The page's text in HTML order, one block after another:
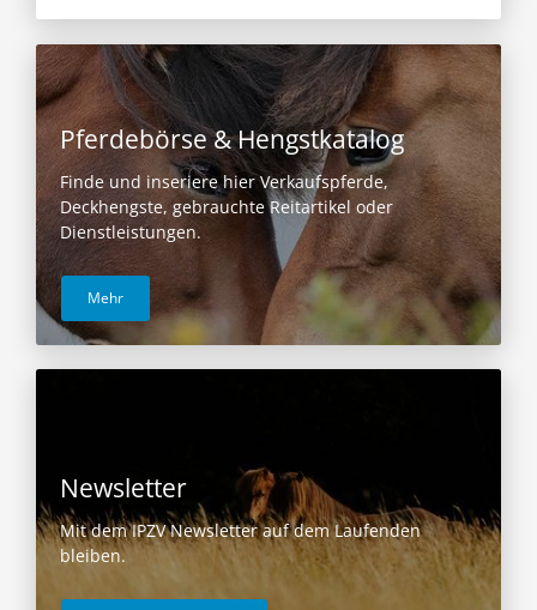
Pferdebörse & Hengstkatalog
Finde und inseriere hier Verkaufspferde,
Deckhengste, gebrauchte Reitartikel oder
Dienstleistungen.
Mehr
Newsletter
Mit dem IPZV Newsletter auf dem Laufenden
bleiben.